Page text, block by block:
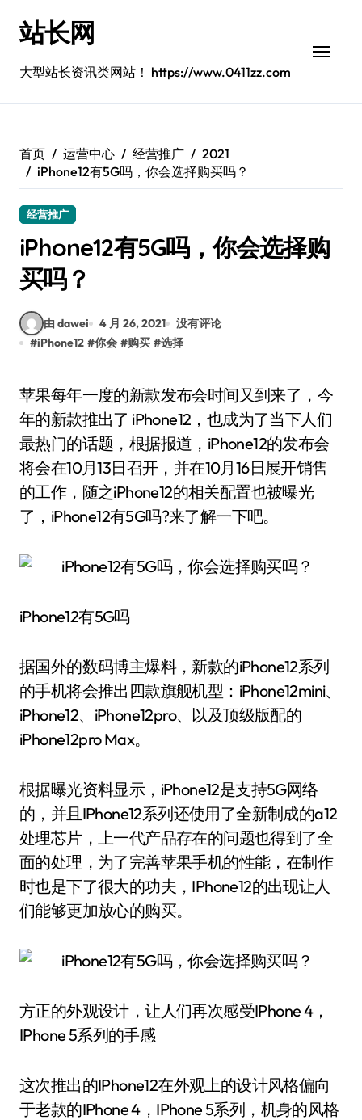
站长网
大型站长资讯类网站！ https://www.0411zz.com
首页 运营中心 经营推广
2021
iPhone12有5G吗，你会选择购买吗？
经营推广
iPhone12有5G吗，你会选择购
买吗？
由 dawei 4 月 26, 2021
没有评论
#iPhone12 #你会 #购买 #选择
苹果每年一度的新款发布会时间又到来了，今
年的新款推出了 iPhone12，也成为了当下人们
最热门的话题，根据报道，iPhone12的发布会
将会在10月13日召开，并在10月16日展开销售
的工作，随之iPhone12的相关配置也被曝光
了，iPhone12有5G吗?来了解一下吧。
iPhone12有5G吗
据国外的数码博主爆料，新款的iPhone12系列
的手机将会推出四款旗舰机型：iPhone12mini、
iPhone12、iPhone12pro、以及顶级版配的
iPhone12pro Max。
根据曝光资料显示，iPhone12是支持5G网络
的，并且IPhone12系列还使用了全新制成的a12
处理芯片，上一代产品存在的问题也得到了全
面的处理，为了完善苹果手机的性能，在制作
时也是下了很大的功夫，IPhone12的出现让人
们能够更加放心的购买。
方正的外观设计，让人们再次感受IPhone 4，
IPhone 5系列的手感
这次推出的IPhone12在外观上的设计风格偏向
于老款的IPhone 4，IPhone 5系列，机身的风格